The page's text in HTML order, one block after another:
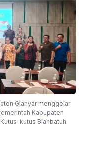
Gianyar menggelar
Kabupaten
kutus Blahbatuh